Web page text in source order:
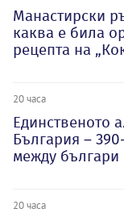
Манастирски
каква е била
рецепта на
20 часа
Единственото
България –
между
20 часа